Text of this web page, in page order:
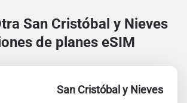
San Cristóbal y Nieves
de planes eSIM
San Cristóbal y Nieves